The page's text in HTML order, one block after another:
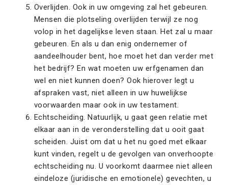
Overlijden. Ook in uw omgeving zal het gebeuren.
Mensen die plotseling overlijden terwijl ze nog
volop in het dagelijkse leven staan. Het zal u maar
gebeuren. En als u dan enig ondernemer of
aandeelhouder bent, hoe moet het dan verder met
het bedrijf? En wat moeten uw erfgenamen dan
wel en niet kunnen doen? Ook hierover legt u
afspraken vast, niet alleen in uw huwelijkse
voorwaarden maar ook in uw testament.
Echtscheiding. Natuurlijk, u gaat geen relatie met
elkaar aan in de veronderstelling dat u ooit gaat
scheiden. Juist om dat u het nu goed met elkaar
kunt vinden, regelt u de gevolgen van onverhoopte
echtscheiding nu. U voorkomt daarmee niet alleen
eindeloze (juridische en emotionele) gevechten, u